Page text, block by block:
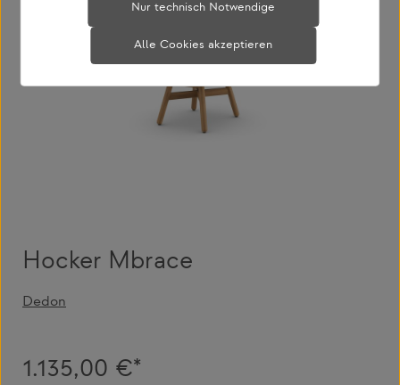
Hocker Mbrace
Dedon
1.135,00 €*
Nur technisch Notwendige
Alle Cookies akzeptieren